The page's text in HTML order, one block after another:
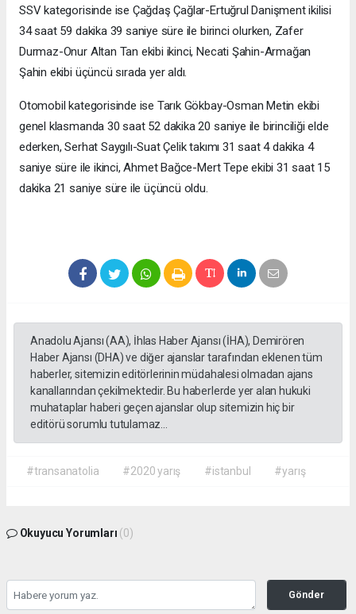
SSV kategorisinde ise Çağdaş Çağlar-Ertuğrul Danişment ikilisi
34 saat 59 dakika 39 saniye süre ile birinci olurken, Zafer
Durmaz-Onur Altan Tan ekibi ikinci, Necati Şahin-Armağan
Şahin ekibi üçüncü sırada yer aldı.
Otomobil kategorisinde ise Tarık Gökbay-Osman Metin ekibi
genel klasmanda 30 saat 52 dakika 20 saniye ile birinciliği elde
ederken, Serhat Saygılı-Suat Çelik takımı 31 saat 4 dakika 4
saniye süre ile ikinci, Ahmet Bağce-Mert Tepe ekibi 31 saat 15
dakika 21 saniye süre ile üçüncü oldu.
Anadolu Ajansı (AA), İhlas Haber Ajansı (İHA), Demirören
Haber Ajansı (DHA) ve diğer ajanslar tarafından eklenen tüm
haberler, sitemizin editörlerinin müdahalesi olmadan ajans
kanallarından çekilmektedir. Bu haberlerde yer alan hukuki
muhataplar haberi geçen ajanslar olup sitemizin hiç bir
editörü sorumlu tutulamaz...
#transanatolia #2020 yarış #istanbul #yarış
Okuyucu Yorumları (0)
Gönder